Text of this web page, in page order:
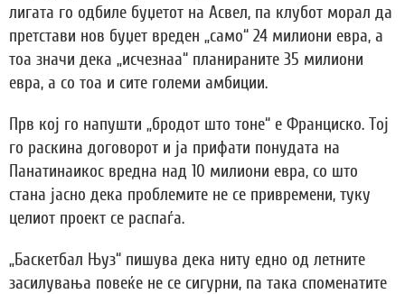
лигата го одбиле буџетот на Асвел, па клубот морал да
претстави нов буџет вреден „само“ 24 милиони евра, а
тоа значи дека „исчезнаа“ планираните 35 милиони
евра, а со тоа и сите големи амбиции.
Прв кој го напушти „бродот што тоне“ е Франциско. Тој
го раскина договорот и ја прифати понудата на
Панатинаикос вредна над 10 милиони евра, со што
стана јасно дека проблемите не се привремени, туку
целиот проект се распаѓа.
„Баскетбал Њуз“ пишува дека ниту едно од летните
засилувања повеќе не се сигурни, па така споменатите